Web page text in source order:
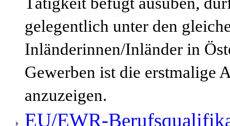
Tätigkeit befugt ausüben,
gelegentlich unter den
Inländerinnen/Inländer in
Gewerben ist die erstmalige
anzuzeigen.
EU/EWR-